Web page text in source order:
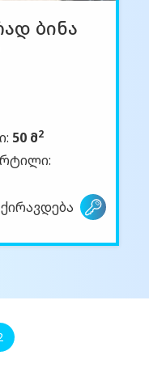
ბინა
50 მ2
ქირავდება